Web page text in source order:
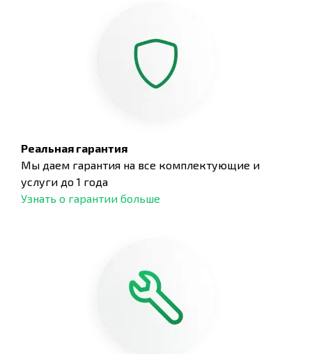
Реальная гарантия
Мы даем гарантия на все комплектующие и
услуги до 1 года
Узнать о гарантии больше